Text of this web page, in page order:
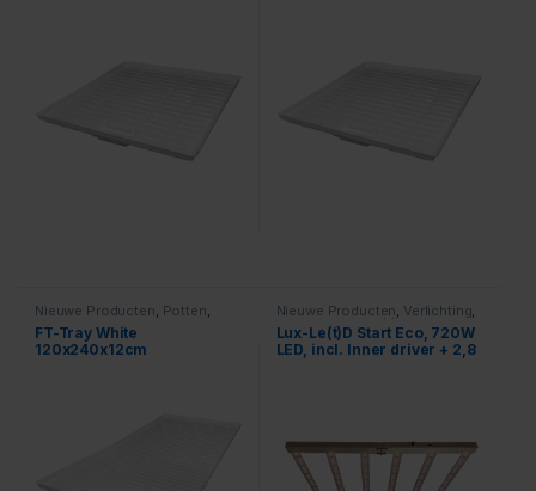
Nieuwe Producten Potten
FT-Tray White
120x240x12cm
Nieuwe Producten Verlichting
Luxumol ,Lux-Le(t)D Start
Lux-Le(t)D Start Eco, 720W
LED, incl. Inner driver + 2,8